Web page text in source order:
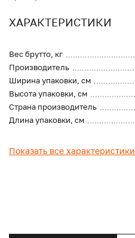
ХАРАКТЕРИСТИКИ
Вес брутто, кг
Производитель
Ширина упаковки, см
Высота упаковки, см
Страна производитель
Длина упаковки, см
Показать все характеристики